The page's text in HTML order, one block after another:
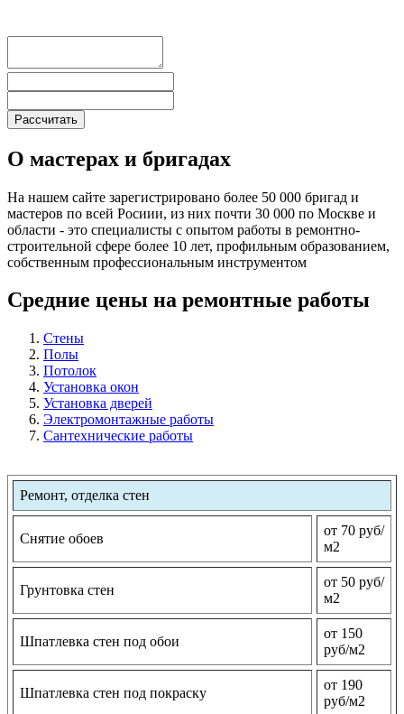
О мастерах и бригадах
На нашем сайте зарегистрировано более 50 000 бригад и
мастеров по всей Росиии, из них почти 30 000 по Москве и
области - это специалисты с опытом работы в ремонтно-
строительной сфере более 10 лет, профильным образованием,
собственным профессиональным инструментом
Средние цены на ремонтные работы
Стены
Полы
Потолок
Установка окон
Установка дверей
Электромонтажные работы
Сантехнические работы
Ремонт, отделка стен
Снятие обоев
от 70 руб/
м2
Грунтовка стен
от 50 руб/
м2
Шпатлевка стен под обои
от 150
руб/м2
Шпатлевка стен под покраску
от 190
руб/м2